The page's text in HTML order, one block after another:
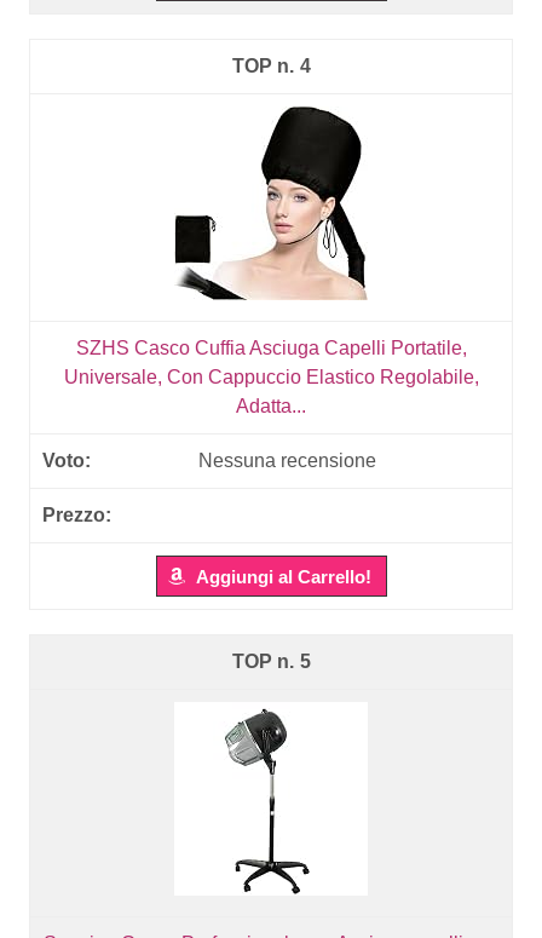
4
SZHS Casco Cuffia Asciuga Capelli Portatile,
Universale, Con Cappuccio Elastico Regolabile,
Adatta...
Nessuna recensione
Aggiungi al Carrello!
5